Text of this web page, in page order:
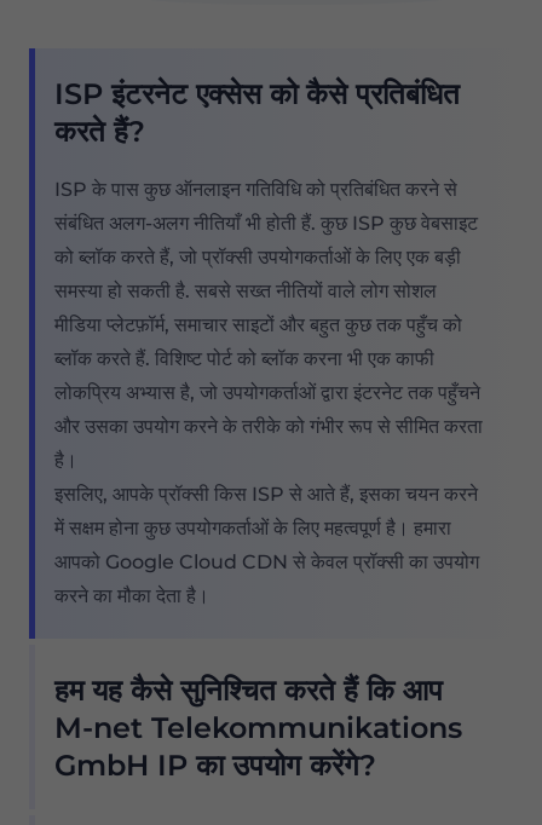
ISP इंटरनेट एक्सेस को कैसे प्रतिबंधित
करते हैं?
ISP के पास कुछ ऑनलाइन गतिविधि को प्रतिबंधित करने से
संबंधित अलग-अलग नीतियाँ भी होती हैं. कुछ ISP कुछ वेबसाइट
को ब्लॉक करते हैं, जो प्रॉक्सी उपयोगकर्ताओं के लिए एक बड़ी
समस्या हो सकती है. सबसे सख्त नीतियों वाले लोग सोशल
मीडिया प्लेटफ़ॉर्म, समाचार साइटों और बहुत कुछ तक पहुँच को
ब्लॉक करते हैं. विशिष्ट पोर्ट को ब्लॉक करना भी एक काफी
लोकप्रिय अभ्यास है, जो उपयोगकर्ताओं द्वारा इंटरनेट तक पहुँचने
और उसका उपयोग करने के तरीके को गंभीर रूप से सीमित करता
है।
इसलिए, आपके प्रॉक्सी किस ISP से आते हैं, इसका चयन करने
में सक्षम होना कुछ उपयोगकर्ताओं के लिए महत्वपूर्ण है। हमारा
आपको Google Cloud CDN से केवल प्रॉक्सी का उपयोग
करने का मौका देता है।
हम यह कैसे सुनिश्चित करते हैं कि आप
M-net Telekommunikations
GmbH IP का उपयोग करेंगे?